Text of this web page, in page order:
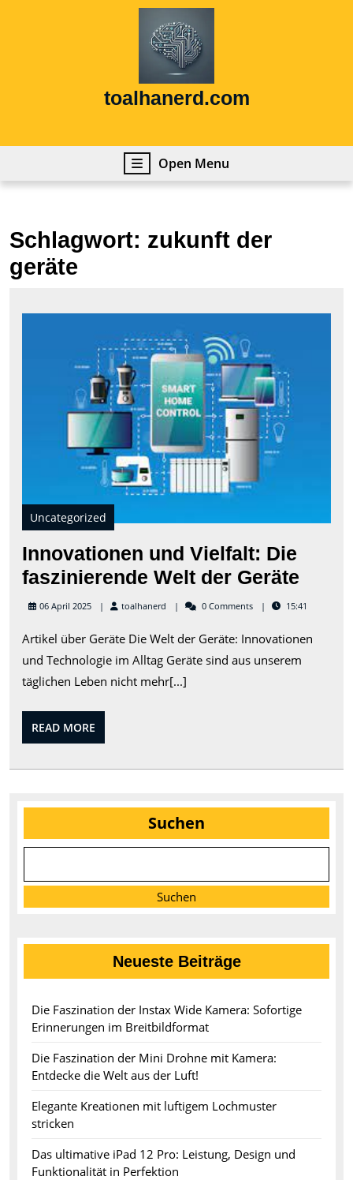
toalhanerd.com
Open Menu
Schlagwort: zukunft der
geräte
Uncategorized
Innovationen und Vielfalt: Die
faszinierende Welt der Geräte
und
Die
06 April 2025 toalhanerd toalhanerd0 Comments 15:41
Artikel über Geräte Die Welt der Geräte: Innovationen
und Technologie im Alltag Geräte sind aus unserem
täglichen Leben nicht mehr[...]
READ MORE
MORE
Suchen
Suchen
Neueste Beiträge
Die Faszination der Instax Wide Kamera: Sofortige
Erinnerungen im Breitbildformat
Die Faszination der Mini Drohne mit Kamera:
Entdecke die Welt aus der Luft!
Elegante Kreationen mit luftigem Lochmuster
stricken
Das ultimative iPad 12 Pro: Leistung, Design und
Funktionalität in Perfektion